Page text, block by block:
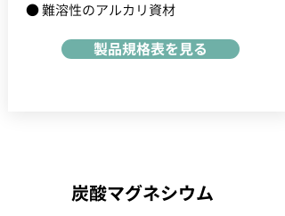
● 難溶性のアルカリ資材
製品規格表を見る
炭酸マグネシウム